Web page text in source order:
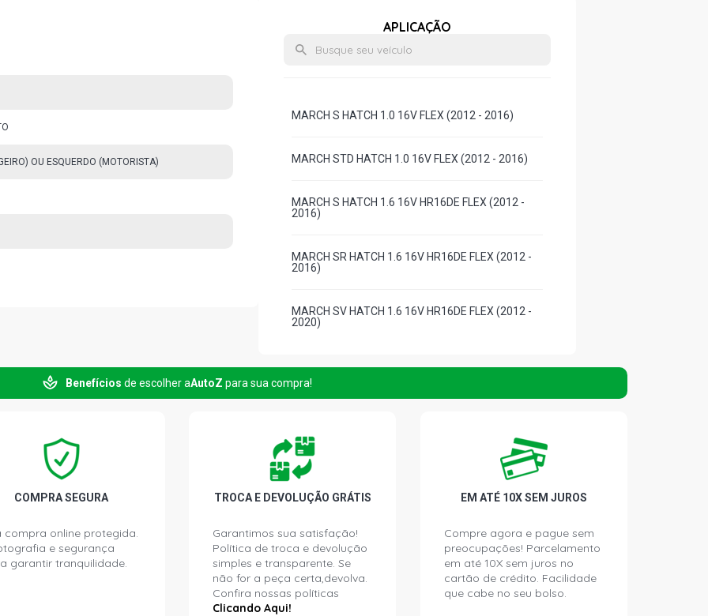
OU ESQUERDO (MOTORISTA)
APLICAÇÃO
MARCH S HATCH 1.0 16V FLEX (2012 - 2016)
MARCH STD HATCH 1.0 16V FLEX (2012 - 2016)
MARCH S HATCH 1.6 16V HR16DE FLEX (2012 -
2016)
MARCH SR HATCH 1.6 16V HR16DE FLEX (2012 -
2016)
MARCH SV HATCH 1.6 16V HR16DE FLEX (2012 -
2020)
VERSA S SEDAN 1.6 16V HR16DE FLEX (2012 -
2015)
VERSA SV SEDAN 1.6 16V HR16DE FLEX (2012 -
KICKS SL SUV 1.6 16V HR16DE CVVTCS (FSS) L4
FLEX (2016 - 2021)
MARCH S HATCH 1.0 12V HR10 FLEX (2015 - 2019)
Benefícios de escolher aAutoZ para sua compra!
COMPRA SEGURA
compra online protegida.
e segurança
garantir tranquilidade.
TROCA E DEVOLUÇÃO GRÁTIS
Garantimos sua satisfação!
Política de troca e devolução
simples e transparente. Se
não for a peça certa,devolva.
Confira nossas políticas
Clicando Aqui!
EM ATÉ 10X SEM JUROS
Compre agora e pague sem
preocupações! Parcelamento
em até 10X sem juros no
cartão de crédito. Facilidade
que cabe no seu bolso.